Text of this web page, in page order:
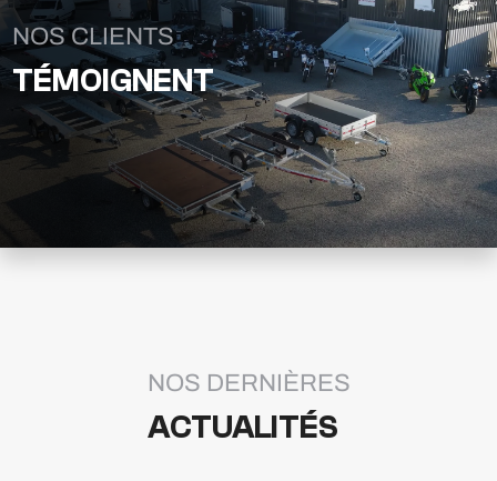
NOS CLIENTS
TÉMOIGNENT
NOS DERNIÈRES
ACTUALITÉS